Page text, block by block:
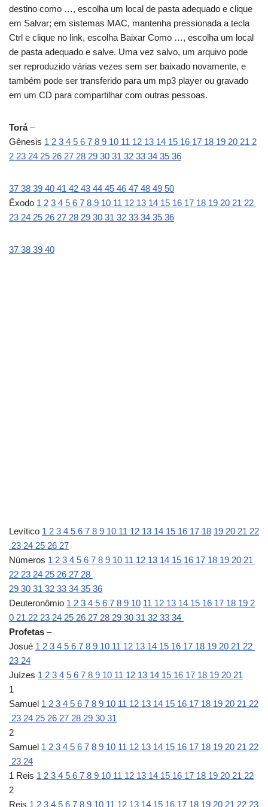
destino como …, escolha um local de pasta adequado e clique
em Salvar; em sistemas MAC, mantenha pressionada a tecla
Ctrl e clique no link, escolha Baixar Como …, escolha um local
de pasta adequado e salve. Uma vez salvo, um arquivo pode
ser reproduzido várias vezes sem ser baixado novamente, e
também pode ser transferido para um mp3 player ou gravado
em um CD para compartilhar com outras pessoas.
Torá–
Gênesis 1 2 3 4 5 6 7 8 9 10 11 12 13 14 15 16 17 18 19 20 21 2
2 23 24 25 26 27 28 29 30 31 32 33 34 35 36
37 38 39 40 41 42 43 44 45 46 47 48 49 50
Êxodo 1 2 3 4 5 6 7 8 9 10 11 12 13 14 15 16 17 18 19 20 21 22
23 24 25 26 27 28 29 30 31 32 33 34 35 36
37 38 39 40
Levítico 1 2 3 4 5 6 7 8 9 10 11 12 13 14 15 16 17 18 19 20 21 22
23 24 25 26 27
Números 1 2 3 4 5 6 7 8 9 10 11 12 13 14 15 16 17 18 19 20 21
22 23 24 25 26 27 28
29 30 31 32 33 34 35 36
Deuteronômio 1 2 3 4 5 6 7 8 9 10 11 12 13 14 15 16 17 18 19 2
0 21 22 23 24 25 26 27 28 29 30 31 32 33 34
Profetas –
Josué 1 2 3 4 5 6 7 8 9 10 11 12 13 14 15 16 17 18 19 20 21 22
23 24
Juízes 1 2 3 4 5 6 7 8 9 10 11 12 13 14 15 16 17 18 19 20 21
1
Samuel 1 2 3 4 5 6 7 8 9 10 11 12 13 14 15 16 17 18 19 20 21 22
23 24 25 26 27 28 29 30 31
2
Samuel 1 2 3 4 5 6 7 8 9 10 11 12 13 14 15 16 17 18 19 20 21 22
23 24
1 Reis 1 2 3 4 5 6 7 8 9 10 11 12 13 14 15 16 17 18 19 20 21 22
2
Reis 1 2 3 4 5 6 7 8 9 10 11 12 13 14 15 16 17 18 19 20 21 22 23